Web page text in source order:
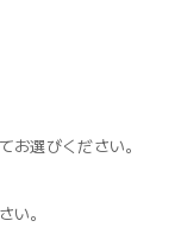
お選びください。
い。